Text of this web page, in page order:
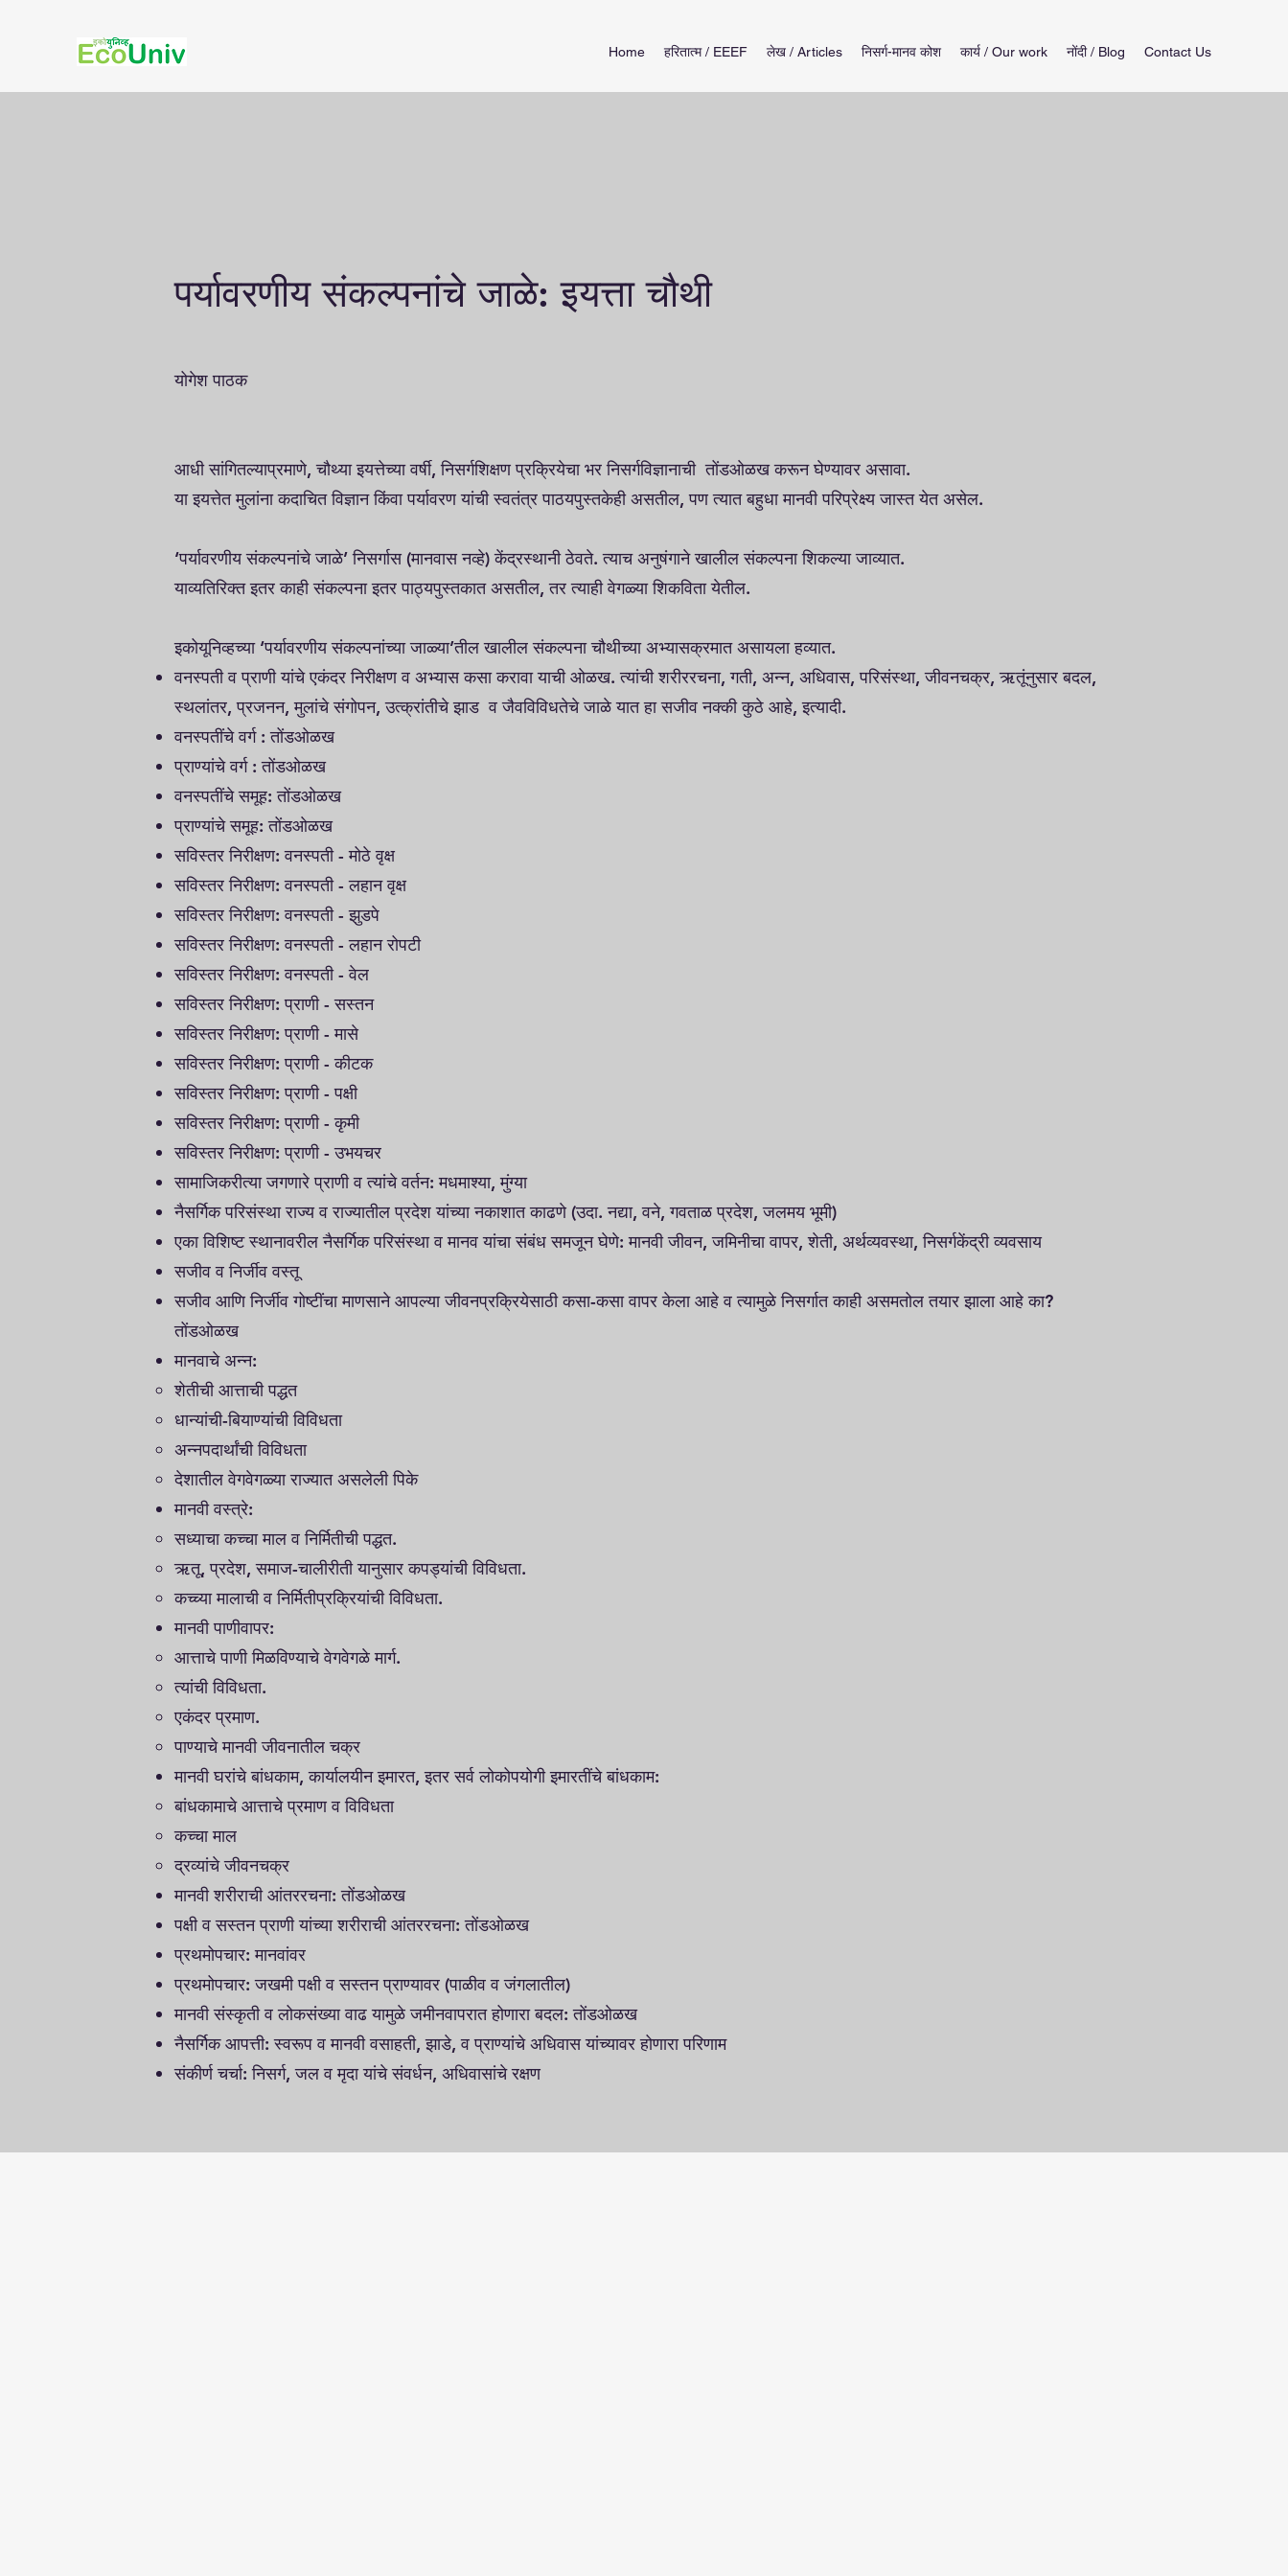
Home हरितात्म / EEEF लेख / Articles निसर्ग-मानव कोश कार्य / Our work नोंदी / Blog Contact Us
पर्यावरणीय संकल्पनांचे जाळे: इयत्ता चौथी
योगेश पाठक
आधी सांगितल्याप्रमाणे, चौथ्या इयत्तेच्या वर्षी, निसर्गशिक्षण प्रक्रियेचा भर निसर्गविज्ञानाची तोंडओळख करून घेण्यावर असावा.
या इयत्तेत मुलांना कदाचित विज्ञान किंवा पर्यावरण यांची स्वतंत्र पाठयपुस्तकेही असतील, पण त्यात बहुधा मानवी परिप्रेक्ष्य जास्त येत असेल.
‘पर्यावरणीय संकल्पनांचे जाळे’ निसर्गास (मानवास नव्हे) केंद्रस्थानी ठेवते. त्याच अनुषंगाने खालील संकल्पना शिकल्या जाव्यात.
याव्यतिरिक्त इतर काही संकल्पना इतर पाठ्यपुस्तकात असतील, तर त्याही वेगळ्या शिकविता येतील.
इकोयूनिव्हच्या ‘पर्यावरणीय संकल्पनांच्या जाळ्या’तील खालील संकल्पना चौथीच्या अभ्यासक्रमात असायला हव्यात.
वनस्पती व प्राणी यांचे एकंदर निरीक्षण व अभ्यास कसा करावा याची ओळख. त्यांची शरीररचना, गती, अन्न, अधिवास, परिसंस्था, जीवनचक्र, ऋतूंनुसार बदल,
स्थलांतर, प्रजनन, मुलांचे संगोपन, उत्क्रांतीचे झाड व जैवविविधतेचे जाळे यात हा सजीव नक्की कुठे आहे, इत्यादी.
वनस्पतींचे वर्ग : तोंडओळख
प्राण्यांचे वर्ग : तोंडओळख
वनस्पतींचे समूह: तोंडओळख
प्राण्यांचे समूह: तोंडओळख
सविस्तर निरीक्षण: वनस्पती - मोठे वृक्ष
सविस्तर निरीक्षण: वनस्पती - लहान वृक्ष
सविस्तर निरीक्षण: वनस्पती - झुडपे
सविस्तर निरीक्षण: वनस्पती - लहान रोपटी
सविस्तर निरीक्षण: वनस्पती - वेल
सविस्तर निरीक्षण: प्राणी - सस्तन
सविस्तर निरीक्षण: प्राणी - मासे
सविस्तर निरीक्षण: प्राणी - कीटक
सविस्तर निरीक्षण: प्राणी - पक्षी
सविस्तर निरीक्षण: प्राणी - कृमी
सविस्तर निरीक्षण: प्राणी - उभयचर
सामाजिकरीत्या जगणारे प्राणी व त्यांचे वर्तन: मधमाश्या, मुंग्या
नैसर्गिक परिसंस्था राज्य व राज्यातील प्रदेश यांच्या नकाशात काढणे (उदा. नद्या, वने, गवताळ प्रदेश, जलमय भूमी)
एका विशिष्ट स्थानावरील नैसर्गिक परिसंस्था व मानव यांचा संबंध समजून घेणे: मानवी जीवन, जमिनीचा वापर, शेती, अर्थव्यवस्था, निसर्गकेंद्री व्यवसाय
सजीव व निर्जीव वस्तू
सजीव आणि निर्जीव गोष्टींचा माणसाने आपल्या जीवनप्रक्रियेसाठी कसा-कसा वापर केला आहे व त्यामुळे निसर्गात काही असमतोल तयार झाला आहे का?
तोंडओळख
मानवाचे अन्न:
शेतीची आत्ताची पद्धत
धान्यांची-बियाण्यांची विविधता
अन्नपदार्थांची विविधता
देशातील वेगवेगळ्या राज्यात असलेली पिके
मानवी वस्त्रे:
सध्याचा कच्चा माल व निर्मितीची पद्धत.
ऋतू, प्रदेश, समाज-चालीरीती यानुसार कपड्यांची विविधता.
कच्च्या मालाची व निर्मितीप्रक्रियांची विविधता.
मानवी पाणीवापर:
आत्ताचे पाणी मिळविण्याचे वेगवेगळे मार्ग.
त्यांची विविधता.
एकंदर प्रमाण.
पाण्याचे मानवी जीवनातील चक्र
मानवी घरांचे बांधकाम, कार्यालयीन इमारत, इतर सर्व लोकोपयोगी इमारतींचे बांधकाम:
बांधकामाचे आत्ताचे प्रमाण व विविधता
कच्चा माल
द्रव्यांचे जीवनचक्र
मानवी शरीराची आंतररचना: तोंडओळख
पक्षी व सस्तन प्राणी यांच्या शरीराची आंतररचना: तोंडओळख
प्रथमोपचार: मानवांवर
प्रथमोपचार: जखमी पक्षी व सस्तन प्राण्यावर (पाळीव व जंगलातील)
मानवी संस्कृती व लोकसंख्या वाढ यामुळे जमीनवापरात होणारा बदल: तोंडओळख
नैसर्गिक आपत्ती: स्वरूप व मानवी वसाहती, झाडे, व प्राण्यांचे अधिवास यांच्यावर होणारा परिणाम
संकीर्ण चर्चा: निसर्ग, जल व मृदा यांचे संवर्धन, अधिवासांचे रक्षण